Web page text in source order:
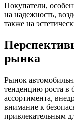
Покупатели,
на надежность,
также на
рынка
Рынок
тенденцию роста в
ассортимента,
внимание к
привлекательным